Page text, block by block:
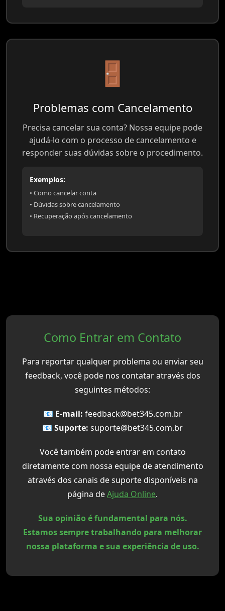
🚪
Problemas com Cancelamento
Precisa cancelar sua conta? Nossa equipe pode
ajudá-lo com o processo de cancelamento e
responder suas dúvidas sobre o procedimento.
Exemplos:
• Como cancelar conta
• Dúvidas sobre cancelamento
• Recuperação após cancelamento
Como Entrar em Contato
Para reportar qualquer problema ou enviar seu
feedback, você pode nos contatar através dos
seguintes métodos:
📧 E-mail: feedback@bet345.com.br
📧 Suporte: suporte@bet345.com.br
Você também pode entrar em contato
diretamente com nossa equipe de atendimento
através dos canais de suporte disponíveis na
página deAjuda Online.
Sua opinião é fundamental para nós.
Estamos sempre trabalhando para melhorar
nossa plataforma e sua experiência de uso.